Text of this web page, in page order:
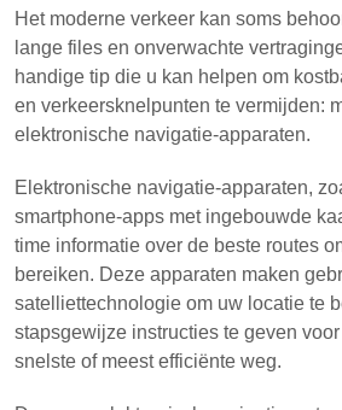
Het moderne verkeer kan soms
lange files en onverwachte
handige tip die u kan helpen om
en verkeersknelpunten te vermijden:
elektronische navigatie-apparaten.
Elektronische navigatie-apparaten,
smartphone-apps met ingebouwde
time informatie over de beste routes
bereiken. Deze apparaten maken
satelliettechnologie om uw locatie te
stapsgewijze instructies te geven
snelste of meest efficiënte weg.